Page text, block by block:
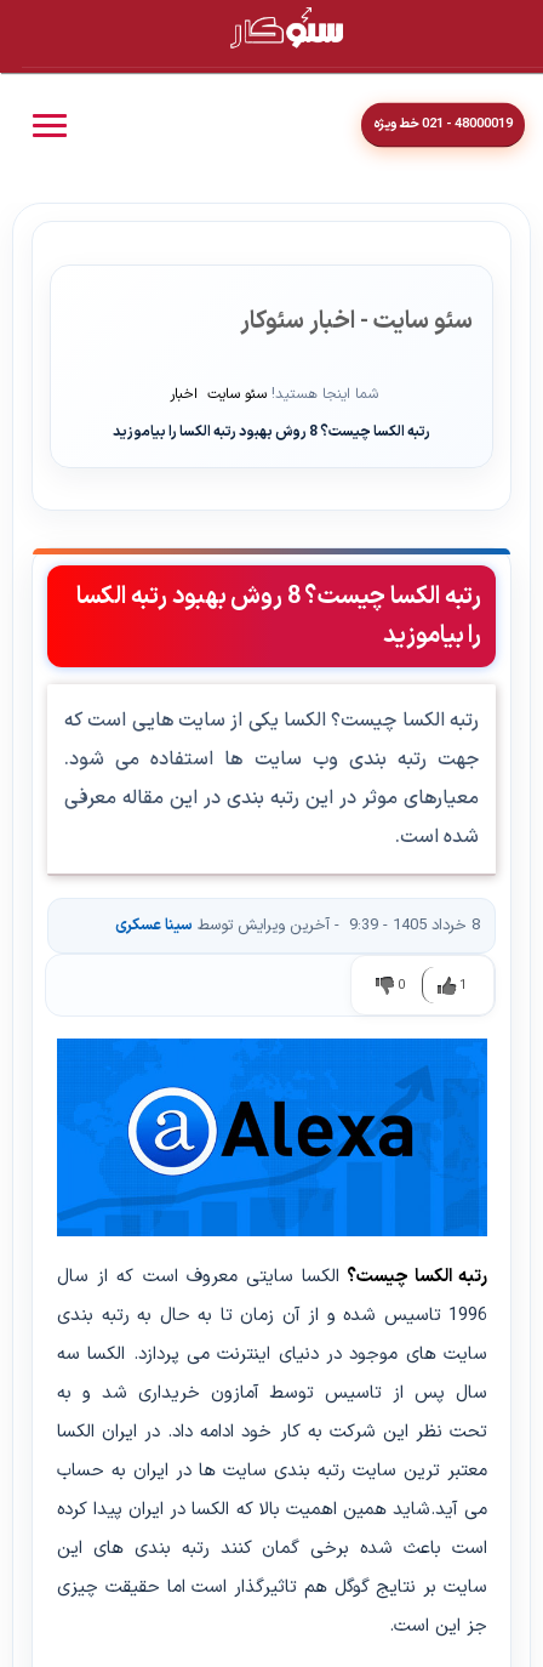
48000019 - 021 خط ویژه
سئو سایت - اخبار سئوکار
شما اینجا هستید! سئو سایت اخبار
رتبه الکسا چیست؟ 8 روش بهبود رتبه الکسا را بیاموزید
رتبه الکسا چیست؟ 8 روش بهبود رتبه الکسا
را بیاموزید
رتبه الکسا چیست؟ الکسا یکی از سایت هایی است که
جهت رتبه بندی وب سایت ها استفاده می شود.
معیارهای موثر در این رتبه بندی در این مقاله معرفی
شده است.
8 خرداد 1405 - 9:39 - آخرین ویرایش توسط سینا عسکری
1
0
رتبه الکسا چیست؟ الکسا سایتی معروف است که از سال
1996 تاسیس شده و از آن زمان تا به حال به رتبه بندی
سایت های موجود در دنیای اینترنت می پردازد. الکسا سه
سال پس از تاسیس توسط آمازون خریداری شد و به
تحت نظر این شرکت به کار خود ادامه داد. در ایران الکسا
معتبر ترین سایت رتبه بندی سایت ها در ایران به حساب
می آید.شاید همین اهمیت بالا که الکسا در ایران پیدا کرده
است باعث شده برخی گمان کنند رتبه بندی های این
سایت بر نتایج گوگل هم تاثیرگذار است اما حقیقت چیزی
جز این است.